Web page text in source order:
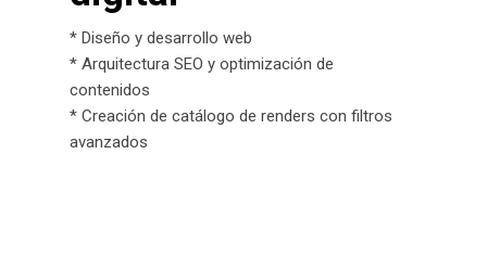
* Diseño y desarrollo web
* Arquitectura SEO y optimización de
contenidos
* Creación de catálogo de renders con filtros
avanzados